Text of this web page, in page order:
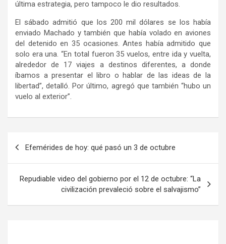
última estrategia, pero tampoco le dio resultados.
El sábado admitió que los 200 mil dólares se los había
enviado Machado y también que había volado en aviones
del detenido en 35 ocasiones. Antes había admitido que
solo era una. “En total fueron 35 vuelos, entre ida y vuelta,
alrededor de 17 viajes a destinos diferentes, a donde
íbamos a presentar el libro o hablar de las ideas de la
libertad”, detalló. Por último, agregó que también “hubo un
vuelo al exterior”.
entradas
Efemérides de hoy: qué pasó un 3 de octubre
Repudiable video del gobierno por el 12 de octubre: “La
civilización prevaleció sobre el salvajismo”